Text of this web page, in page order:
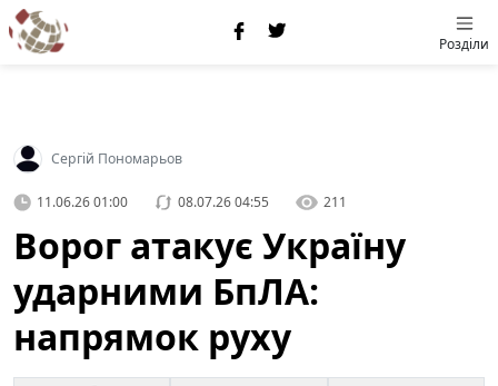
Розділи
Сергій Пономарьов
11.06.26 01:00 08.07.26 04:55 211
Ворог атакує Україну
ударними БпЛА:
напрямок руху